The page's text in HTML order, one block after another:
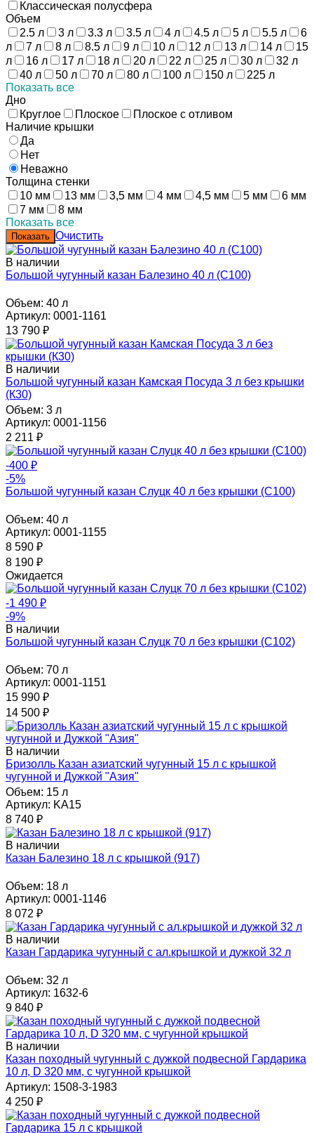
Классическая полусфера
Объем
2.5 л
3 л 3.3 л 3.5 л 4 л 4.5 л 5 л 5.5 л
6
л
7 л 8 л 8.5 л 9 л 10 л 12 л 13 л 14 л
15
л
16 л 17 л 18 л 20 л 22 л 25 л 30 л
32 л
40 л
50 л 70 л 80 л 100 л 150 л
225 л
Показать все
Дно
Круглое
Плоское
Плоское с отливом
Наличие крышки
Да
Нет
Неважно
Толщина стенки
10 мм
13 мм 3,5 мм 4 мм 4,5 мм 5 мм
6 мм
7 мм
8 мм
Показать все
Очистить
В наличии
Большой чугунный казан Балезино 40 л (С100)
Объем: 40 л
Артикул: 0001-1161
13 790 ₽
В наличии
Большой чугунный казан Камская Посуда 3 л без крышки
(К30)
Объем: 3 л
Артикул: 0001-1156
2 211 ₽
-400 ₽
-5%
Большой чугунный казан Слуцк 40 л без крышки (С100)
Объем: 40 л
Артикул: 0001-1155
8 590 ₽
8 190 ₽
Ожидается
-1 490 ₽
-9%
В наличии
Большой чугунный казан Слуцк 70 л без крышки (C102)
Объем: 70 л
Артикул: 0001-1151
15 990 ₽
14 500 ₽
В наличии
Бризолль Казан азиатский чугунный 15 л с крышкой
чугунной и Дужкой "Азия"
Объем: 15 л
Артикул: KА15
8 740 ₽
В наличии
Казан Балезино 18 л с крышкой (917)
Объем: 18 л
Артикул: 0001-1146
8 072 ₽
В наличии
Казан Гардарика чугунный с ал.крышкой и дужкой 32 л
Объем: 32 л
Артикул: 1632-6
9 840 ₽
В наличии
Казан походный чугунный с дужкой подвесной Гардарика
10 л, D 320 мм, с чугунной крышкой
Артикул: 1508-3-1983
4 250 ₽